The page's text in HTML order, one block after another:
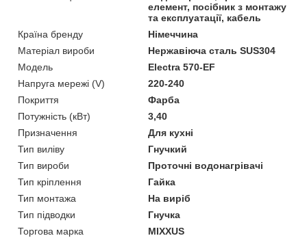
елемент, посібник з монтажу
та експлуатації, кабель
Країна бренду
Німеччина
Матеріал вироби
Нержавіюча сталь SUS304
Мoдель
Electra 570-EF
Напруга мережі (V)
220-240
Покриття
Фарба
Потужність (кВт)
3,40
Призначення
Для кухні
Тип виліву
Гнучкий
Тип вироби
Проточні водонагрівачі
Тип кріплення
Гайка
Тип монтажа
На виріб
Тип підводки
Гнучка
Торгова марка
MIXXUS